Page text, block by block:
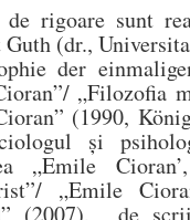
rigoare sunt
Guth (dr.,
der
„Filozofia
(1990,
și
„Emile
„Emile
(2007), de